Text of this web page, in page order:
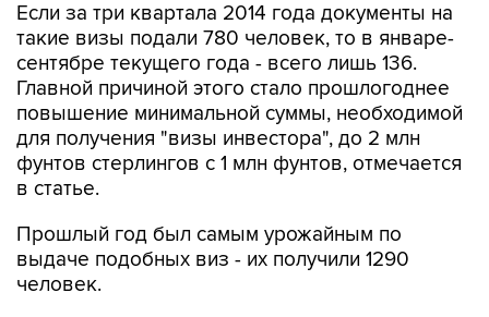
Если за три квартала 2014 года документы на
такие визы подали 780 человек, то в январе-
сентябре текущего года - всего лишь 136.
Главной причиной этого стало прошлогоднее
повышение минимальной суммы, необходимой
для получения "визы инвестора", до 2 млн
фунтов стерлингов с 1 млн фунтов, отмечается
в статье.
Прошлый год был самым урожайным по
выдаче подобных виз - их получили 1290
человек.